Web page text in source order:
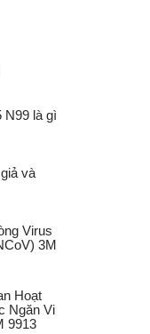
N99 là gì
và
Virus
3M
Hoạt
Ngăn Vi
9913